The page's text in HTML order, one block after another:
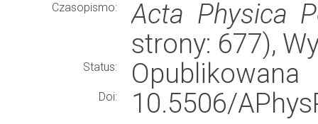
Czasopismo:
Acta Physica
strony: 677),
Status: Opublikowana
Doi:
10.5506/